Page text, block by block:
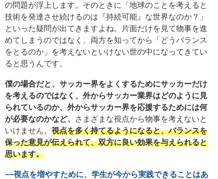
の問題が浮上します。そのときに「地球のことを考えると
技術を発達させ続けるのは『持続可能』な世界なのか？」
といった疑問が出てきますよね。片面だけを見て物事を進
めてしまうのではなく、両方を知ってから「どうバランス
をとるのか」を考えないといけない世の中になってきてい
ると思うんです。
僕の場合だと、サッカー界をよくするためにサッカーだけ
を考えるのではなく、外からサッカー業界はどのように見
られているのか、外からサッカー界を応援するためには何
が必要なのかなど、
さまざまな視点から物事を考えないと
いけません。 視点を多く持てるようになると、バランスを
保った意見が伝えられて、双方に良い効果を与えられると
思います。
−−視点を増やすために、学生が今から実践できることはあ